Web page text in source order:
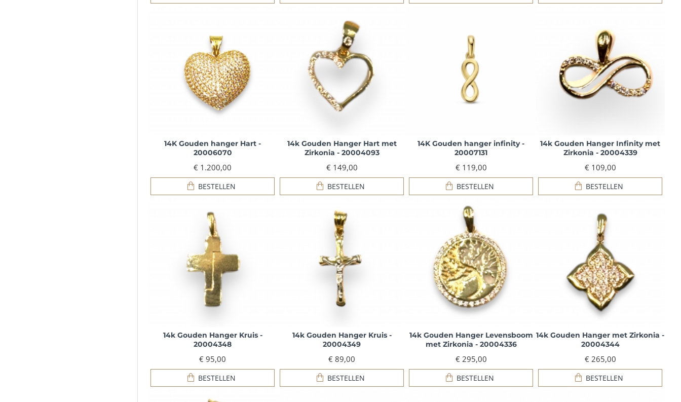
14K Gouden hanger Hart -
20006070
€ 1.200,00
BESTELLEN
14k Gouden Hanger Hart met
Zirkonia - 20004093
€ 149,00
BESTELLEN
14K Gouden hanger infinity -
20007131
€ 119,00
BESTELLEN
14k Gouden Hanger Infinity met
Zirkonia - 20004339
€ 109,00
BESTELLEN
14k Gouden Hanger Kruis -
20004348
€ 95,00
BESTELLEN
14k Gouden Hanger Kruis -
20004349
€ 89,00
BESTELLEN
14k Gouden Hanger Levensboom
met Zirkonia - 20004336
€ 295,00
BESTELLEN
14k Gouden Hanger met Zirkonia -
20004344
€ 265,00
BESTELLEN